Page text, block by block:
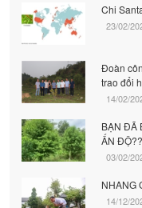
Chi
23/02/
Đoàn
trao đổi
14/02/
BẠN ĐÃ
ẤN
03/02/
NHANG
14/12/